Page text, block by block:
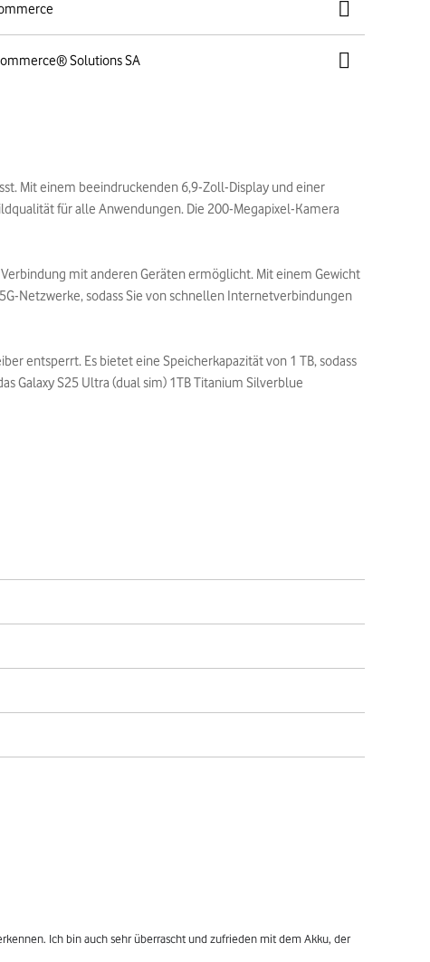
Solutions SA
Mit einem beeindruckenden 6,9-Zoll-Display und einer
für alle Anwendungen. Die 200-Megapixel-Kamera
mit anderen Geräten ermöglicht. Mit einem Gewicht
Netzwerke, sodass Sie von schnellen Internetverbindungen
entsperrt. Es bietet eine Speicherkapazität von 1 TB, sodass
Galaxy S25 Ultra (dual sim) 1TB Titanium Silverblue
Ich bin auch sehr überrascht und zufrieden mit dem Akku, der